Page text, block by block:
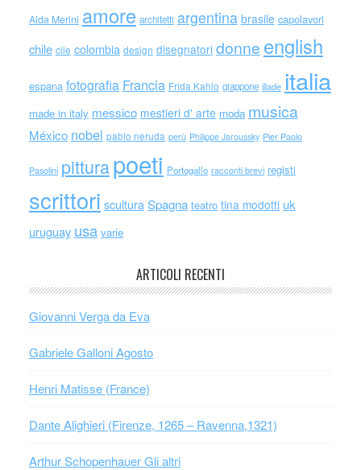
Alda Merini amore architetti argentina brasile capolavori
chile cile colombia design disegnatori donne english
espana fotografia Francia Frida Kahlo giappone iliade italia
made in italy messico mestieri d' arte moda musica
México nobel pablo neruda perù Philippe Jaroussky Pier Paolo
Pasolini pitturapoeti Portogallo racconti brevi registi
scrittori scultura Spagna teatro tina modotti uk
uruguay usa varie
ARTICOLI RECENTI
Giovanni Verga da Eva
Gabriele Galloni Agosto
Henri Matisse (France)
Dante Alighieri (Firenze, 1265 – Ravenna,1321)
Arthur Schopenhauer Gli altri